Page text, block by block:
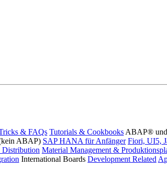
& FAQs Tutorials & Cookbooks ABAP®
ABAP) SAP HANA für Anfänger Fiori, UI5,
Distribution Material Management &
International Boards Development Related